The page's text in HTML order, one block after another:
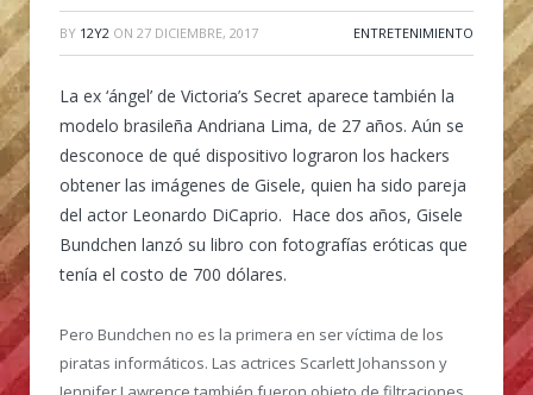
BY 12Y2 ON 27 DICIEMBRE, 2017 ENTRETENIMIENTO
La ex ‘ángel’ de Victoria’s Secret aparece también la
modelo brasileña Andriana Lima, de 27 años. Aún se
desconoce de qué dispositivo lograron los hackers
obtener las imágenes de Gisele, quien ha sido pareja
del actor Leonardo DiCaprio. Hace dos años, Gisele
Bundchen lanzó su libro con fotografías eróticas que
tenía el costo de 700 dólares.
Pero Bundchen no es la primera en ser víctima de los
piratas informáticos. Las actrices Scarlett Johansson y